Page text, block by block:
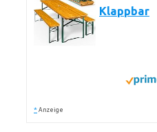
Klappbar
* Anzeige